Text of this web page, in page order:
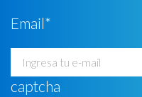
Email*
captcha